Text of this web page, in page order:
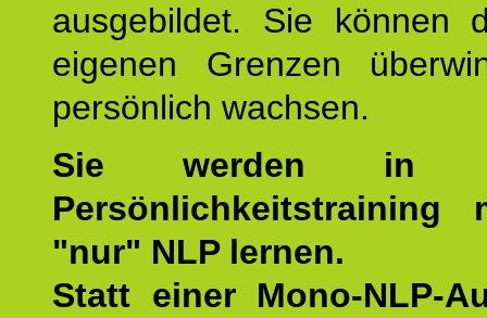
ausgebildet. Sie können
eigenen Grenzen
persönlich wachsen.
Sie werden in
Persönlichkeitstraining
"nur" NLP lernen.
Statt einer Mono-NLP-